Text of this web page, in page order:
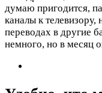
думаю пригодится,
каналы к
переводах в другие
немного, но в месяц